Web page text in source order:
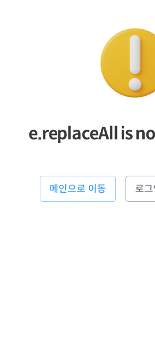
e.replaceAll is
메인으로 이동 로